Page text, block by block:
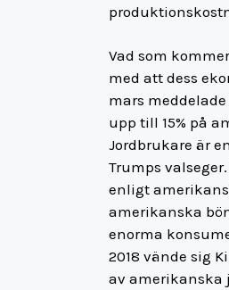
Vad som
med att dess
mars
upp till 15% på
Jordbrukare är
Trumps
enligt
amerikanska
enorma
2018 vände sig
av amerikanska